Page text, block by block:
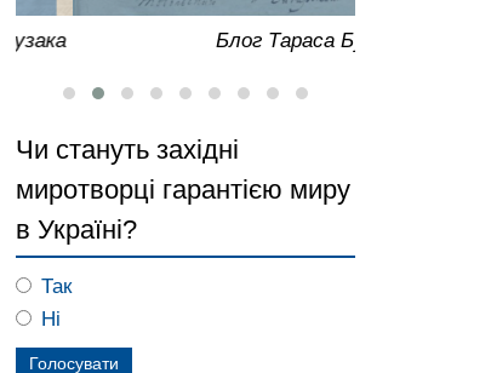
Блог Тараса Бузака
Чи стануть західні
миротворці гарантією миру
в Україні?
Так
Ні